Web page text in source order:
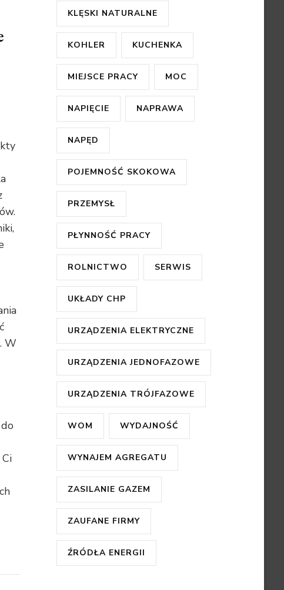
W
KLĘSKI NATURALNE
KOHLER KUCHENKA
MIEJSCE PRACY MOC
NAPIĘCIE NAPRAWA
NAPĘD
POJEMNOŚĆ SKOKOWA
PRZEMYSŁ
PŁYNNOŚĆ PRACY
ROLNICTWO SERWIS
UKŁADY CHP
URZĄDZENIA ELEKTRYCZNE
URZĄDZENIA JEDNOFAZOWE
URZĄDZENIA TRÓJFAZOWE
WOM WYDAJNOŚĆ
WYNAJEM AGREGATU
ZASILANIE GAZEM
ZAUFANE FIRMY
ŹRÓDŁA ENERGII